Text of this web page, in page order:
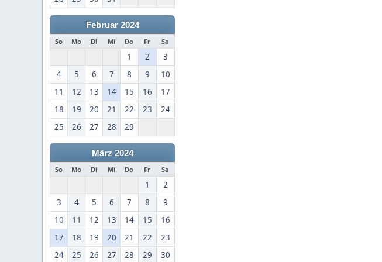
Februar 2024
So Mo Di Mi Do Fr Sa
1 2
3
4
5 6 7 8 9
10
11
12 13 14 15 16
17
18
19 20 21 22 23
24
25
26 27 28 29
März 2024
So Mo Di Mi Do Fr Sa
1
2
3
4 5 6 7 8
9
10
11 12 13 14 15
16
17
18 19 20 21 22
23
24
25 26 27 28 29 30